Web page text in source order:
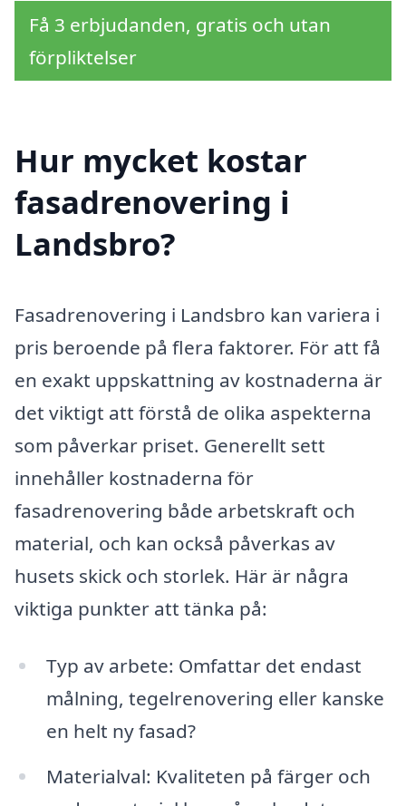
Få 3 erbjudanden, gratis och utan
förpliktelser
Hur mycket kostar
fasadrenovering i
Landsbro?
Fasadrenovering i Landsbro kan variera i
pris beroende på flera faktorer. För att få
en exakt uppskattning av kostnaderna är
det viktigt att förstå de olika aspekterna
som påverkar priset. Generellt sett
innehåller kostnaderna för
fasadrenovering både arbetskraft och
material, och kan också påverkas av
husets skick och storlek. Här är några
viktiga punkter att tänka på:
Typ av arbete: Omfattar det endast
målning, tegelrenovering eller kanske
en helt ny fasad?
Materialval: Kvaliteten på färger och